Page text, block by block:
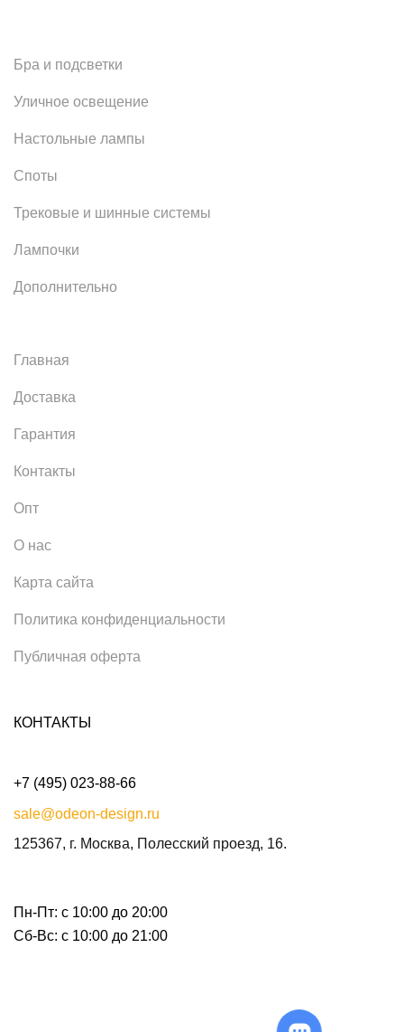
Бра и подсветки
Уличное освещение
Настольные лампы
Споты
Трековые и шинные системы
Лампочки
Дополнительно
Главная
Доставка
Гарантия
Контакты
Опт
О нас
Карта сайта
Политика конфиденциальности
Публичная оферта
КОНТАКТЫ
+7 (495) 023-88-66
sale@odeon-design.ru
125367, г. Москва, Полесский проезд, 16.
Пн-Пт: с 10:00 до 20:00
Сб-Вс: с 10:00 до 21:00